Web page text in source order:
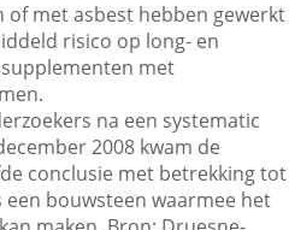
of met asbest hebben gewerkt
risico op long- en
met
na een systematic
2008 kwam de
conclusie met betrekking tot
bouwsteen waarmee het